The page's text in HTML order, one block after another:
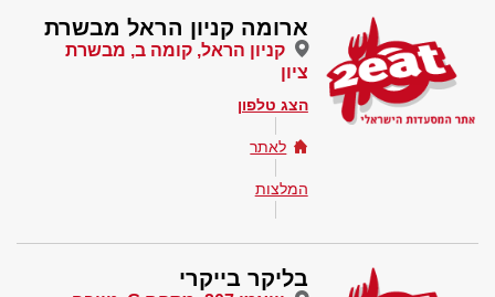
ארומה קניון הראל מבשרת
קניון הראל, קומה ב, מבשרת
ציון
הצג טלפון
לאתר
המלצות
בליקר בייקרי